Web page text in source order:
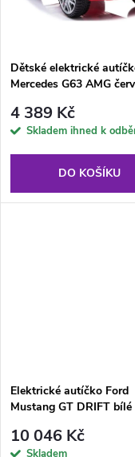
ů
Dětské elektrické
Mercedes G63 AMG
4 389 Kč
Skladem ihned k
DO KOŠÍKU
Elektrické autíčko Ford
Mustang GT DRIFT bílé
10 046 Kč
Skladem